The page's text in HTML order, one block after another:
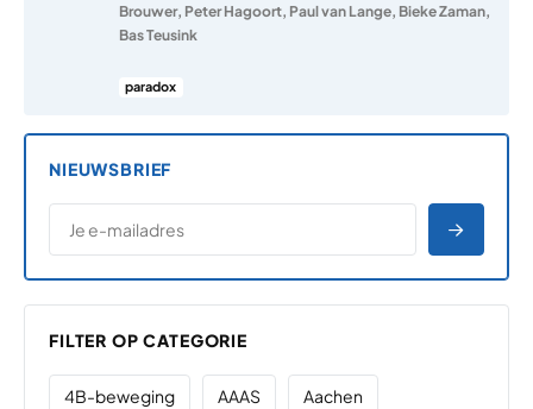
Brouwer, Peter Hagoort, Paul van Lange, Bieke Zaman,
Bas Teusink
paradox
NIEUWSBRIEF
E-MAILADRES
*
FILTER OP CATEGORIE
4B-beweging AAAS Aachen